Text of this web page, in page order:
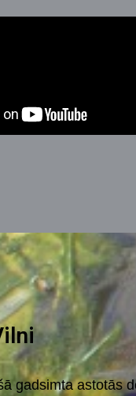
gadsimta astotās